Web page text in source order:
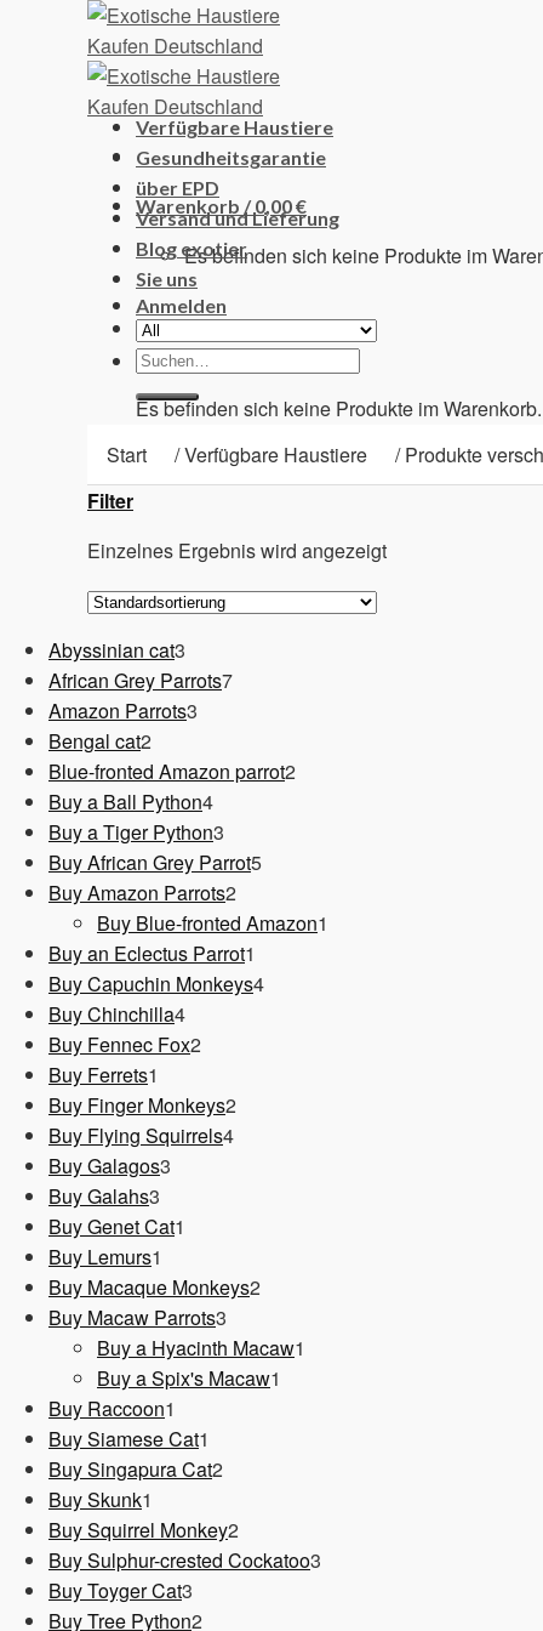
Warenkorb /0,00€
Es befinden sich keine Produkte im
Anmelden
Warenkorb
Es befinden sich keine Produkte im Warenkorb.
Verfügbare Haustiere
Gesundheitsgarantie
über EPD
Versand und Lieferung
Blog exotier
Sie uns
Suchen
nach:
Start /Verfügbare Haustiere /Produkte
Filter
Einzelnes Ergebnis wird angezeigt
Abyssinian cat3
Produkte
African Grey Parrots77
Amazon Parrots3
Bengal cat22
Produkte
Blue-fronted Amazon parrot22
Buy a Ball Python44
Produkte
Buy a Tiger Python3
Produkte
Buy African Grey Parrot55
Buy Amazon Parrots22
Produkte
Buy Blue-fronted Amazon1
Buy an Eclectus Parrot1
Produkt
Buy Capuchin Monkeys44
Buy Chinchilla44
Produkte
Buy Fennec Fox22
Buy Ferrets1
Produkt
Buy Finger Monkeys22
Buy Flying Squirrels44
Buy Galagos3
Buy Galahs3
Produkte
Buy Genet Cat1
Buy Lemurs1
Produkt
Buy Macaque Monkeys22
Buy Macaw Parrots3
Produkte
Buy a Hyacinth Macaw1
Buy a Spix's Macaw1
Buy Raccoon1
Produkt
Buy Siamese Cat1
Produkt
Buy Singapura Cat22
Buy Skunk1
Produkt
Buy Squirrel Monkey22
Produkte
Buy Sulphur-crested Cockatoo3
Buy Toyger Cat3
Produkte
Buy Tree Python22